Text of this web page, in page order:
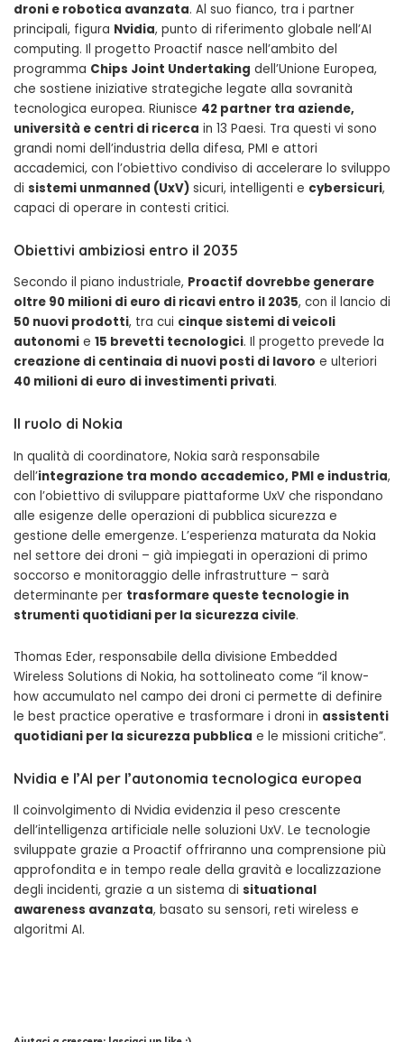
droni e robotica avanzata. Al suo fianco, tra i partner
principali, figura Nvidia, punto di riferimento globale nell’AI
computing. Il progetto Proactif nasce nell’ambito del
programma Chips Joint Undertaking dell’Unione Europea,
che sostiene iniziative strategiche legate alla sovranità
tecnologica europea. Riunisce 42 partner tra aziende,
università e centri di ricerca in 13 Paesi. Tra questi vi sono
grandi nomi dell’industria della difesa, PMI e attori
accademici, con l’obiettivo condiviso di accelerare lo sviluppo
di sistemi unmanned (UxV) sicuri, intelligenti e cybersicuri,
capaci di operare in contesti critici.
Obiettivi ambiziosi entro il 2035
Secondo il piano industriale, Proactif dovrebbe generare
oltre 90 milioni di euro di ricavi entro il 2035, con il lancio di
50 nuovi prodotti, tra cui cinque sistemi di veicoli
autonomi e 15 brevetti tecnologici. Il progetto prevede la
creazione di centinaia di nuovi posti di lavoro e ulteriori
40 milioni di euro di investimenti privati.
Il ruolo di Nokia
In qualità di coordinatore, Nokia sarà responsabile
dell’integrazione tra mondo accademico, PMI e industria,
con l’obiettivo di sviluppare piattaforme UxV che rispondano
alle esigenze delle operazioni di pubblica sicurezza e
gestione delle emergenze. L’esperienza maturata da Nokia
nel settore dei droni – già impiegati in operazioni di primo
soccorso e monitoraggio delle infrastrutture – sarà
determinante per trasformare queste tecnologie in
strumenti quotidiani per la sicurezza civile.
Thomas Eder, responsabile della divisione Embedded
Wireless Solutions di Nokia, ha sottolineato come “il know-
how accumulato nel campo dei droni ci permette di definire
le best practice operative e trasformare i droni in assistenti
quotidiani per la sicurezza pubblica e le missioni critiche”.
Nvidia e l’AI per l’autonomia tecnologica europea
Il coinvolgimento di Nvidia evidenzia il peso crescente
dell’intelligenza artificiale nelle soluzioni UxV. Le tecnologie
sviluppate grazie a Proactif offriranno una comprensione più
approfondita e in tempo reale della gravità e localizzazione
degli incidenti, grazie a un sistema di situational
awareness avanzata, basato su sensori, reti wireless e
algoritmi AI.